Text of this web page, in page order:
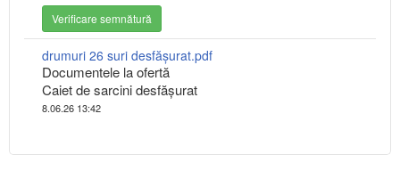
Verificare semnătură
drumuri 26 suri desfășurat.pdf
Documentele la ofertă
Caiet de sarcini desfășurat
8.06.26 13:42